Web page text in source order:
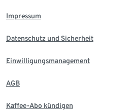
Impressum
Datenschutz und Sicherheit
Einwilligungsmanagement
AGB
Kaffee-Abo kündigen